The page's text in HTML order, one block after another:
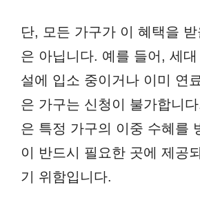
단, 모든 가구가 이 혜택을
은 아닙니다. 예를 들어, 세대
설에 입소 중이거나 이미 연
은 가구는 신청이 불가합니
은 특정 가구의 이중 수혜를
이 반드시 필요한 곳에 제공
기 위함입니다.